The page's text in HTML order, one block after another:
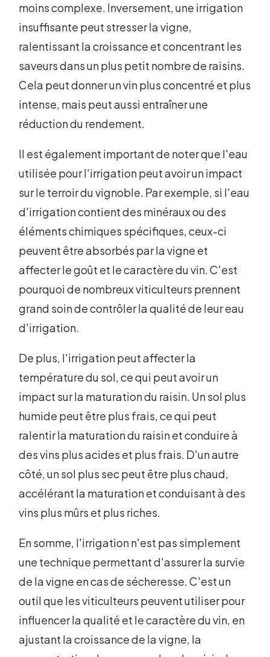
moins complexe. Inversement, une irrigation
insuffisante peut stresser la vigne,
ralentissant la croissance et concentrant les
saveurs dans un plus petit nombre de raisins.
Cela peut donner un vin plus concentré et plus
intense, mais peut aussi entraîner une
réduction du rendement.
Il est également important de noter que l'eau
utilisée pour l'irrigation peut avoir un impact
sur le terroir du vignoble. Par exemple, si l'eau
d'irrigation contient des minéraux ou des
éléments chimiques spécifiques, ceux-ci
peuvent être absorbés par la vigne et
affecter le goût et le caractère du vin. C'est
pourquoi de nombreux viticulteurs prennent
grand soin de contrôler la qualité de leur eau
d'irrigation.
De plus, l'irrigation peut affecter la
température du sol, ce qui peut avoir un
impact sur la maturation du raisin. Un sol plus
humide peut être plus frais, ce qui peut
ralentir la maturation du raisin et conduire à
des vins plus acides et plus frais. D'un autre
côté, un sol plus sec peut être plus chaud,
accélérant la maturation et conduisant à des
vins plus mûrs et plus riches.
En somme, l'irrigation n'est pas simplement
une technique permettant d'assurer la survie
de la vigne en cas de sécheresse. C'est un
outil que les viticulteurs peuvent utiliser pour
influencer la qualité et le caractère du vin, en
ajustant la croissance de la vigne, la